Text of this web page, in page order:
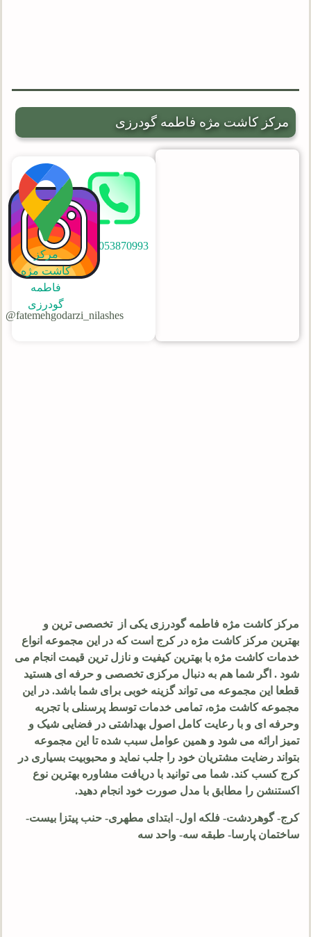
مرکز کاشت مژه فاطمه گودرزی
09053870993
fatemehgodarzi_nilashes@
مرکز
کاشت مژه
فاطمه
گودرزی
مرکز کاشت مژه فاطمه گودرزی یکی از تخصصی ترین و
بهترین مرکز کاشت مژه در کرج است که در این مجموعه انواع
خدمات کاشت مژه با بهترین کیفیت و نازل ترین قیمت انجام می
شود . اگر شما هم به دنبال مرکزی تخصصی و حرفه ای هستید
قطعا این مجموعه می تواند گزینه خوبی برای شما باشد. در این
مجموعه کاشت مژه، تمامی خدمات توسط پرسنلی با تجربه
وحرفه ای و با رعایت کامل اصول بهداشتی در فضایی شیک و
تمیز ارائه می شود و همین عوامل سبب شده تا این مجموعه
بتواند رضایت مشتریان خود را جلب نماید و محبوبیت بسیاری در
کرج کسب کند. شما می توانید با دریافت مشاوره بهترین نوع
اکستنشن را مطابق با مدل صورت خود انجام دهید.
کرج- گوهردشت- فلکه اول- ابتدای مطهری- حنب پیتزا بیست-
ساختمان پارسا- طبقه سه- واحد سه